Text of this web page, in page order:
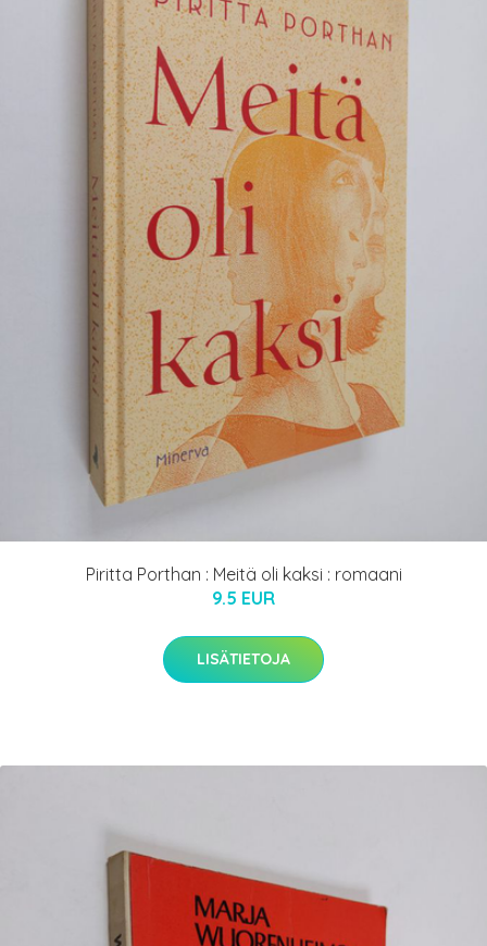
Piritta Porthan : Meitä oli kaksi : romaani
9.5 EUR
LISÄTIETOJA